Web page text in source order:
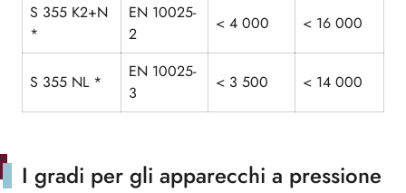
S 355 K2+N
*
EN 10025-
2
< 4 000 < 16 000
S 355 NL *
EN 10025-
3
< 3 500 < 14 000
I gradi per gli apparecchi a pressione